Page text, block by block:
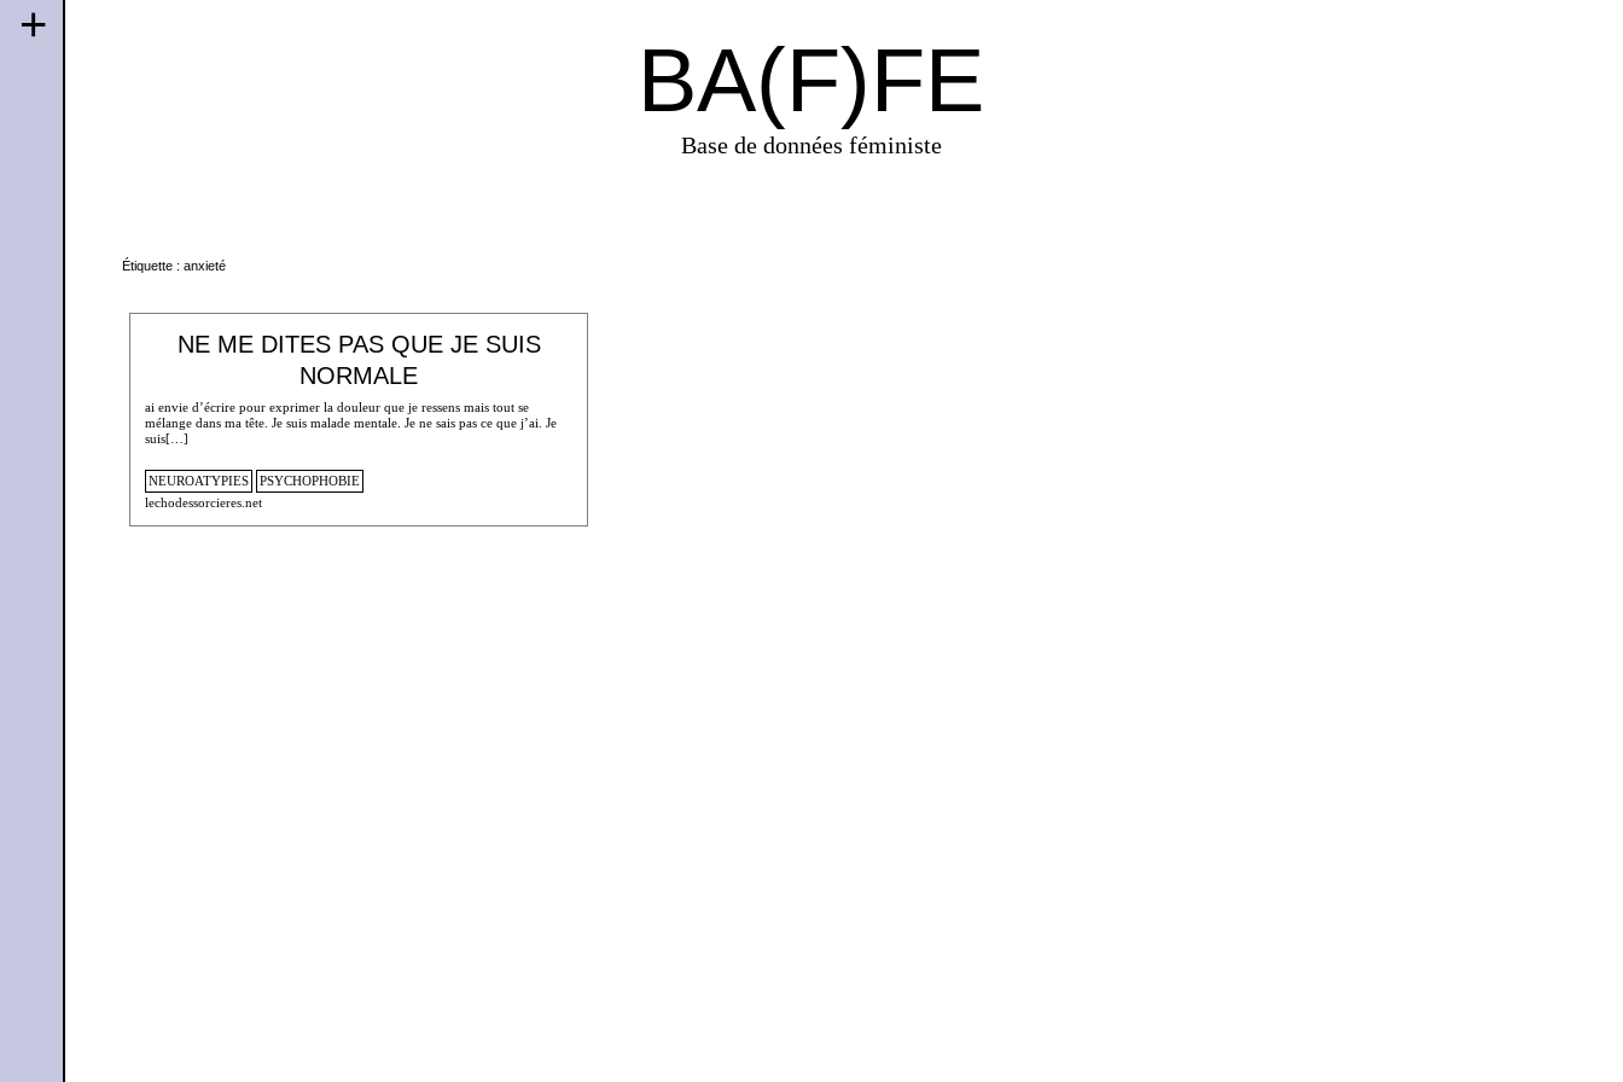
BA(F)FE
Base de données féministe
+
Étiquette : anxieté
NE ME DITES PAS QUE JE SUIS
NORMALE
ai envie d’écrire pour exprimer la douleur que je ressens mais tout se
mélange dans ma tête. Je suis malade mentale. Je ne sais pas ce que j’ai. Je
suis[…]
NEUROATYPIES
PSYCHOPHOBIE
lechodessorcieres.net